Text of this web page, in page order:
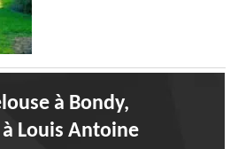
à Bondy,
Louis Antoine